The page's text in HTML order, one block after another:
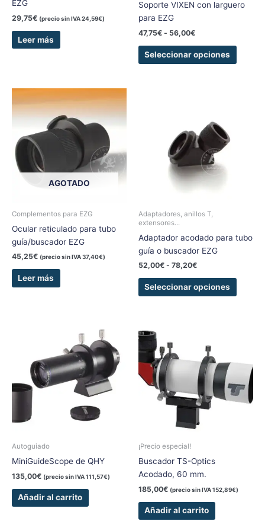
EZG
29,75€ (precio sin IVA24,59€)
Leer más
Soporte VIXEN con larguero
para EZG
47,75€ - 56,00€
Seleccionar opciones
la
AGOTADO
Complementos para EZG
Ocular reticulado para tubo
guía/buscador EZG
45,25€ (precio sin IVA37,40€)
Leer más
Adaptadores, anillos T,
extensores...
Adaptador acodado para tubo
guía o buscador EZG
52,00€ - 78,20€
desde
52,00€
hasta
78,20€
Seleccionar opciones
la
Autoguiado
MiniGuideScope de QHY
135,00€ (precio sin IVA111,57€)
Añadir al carrito
¡Precio especial!
Buscador TS-Optics
Acodado, 60 mm.
185,00€ (precio sin IVA152,89€)
Añadir al carrito